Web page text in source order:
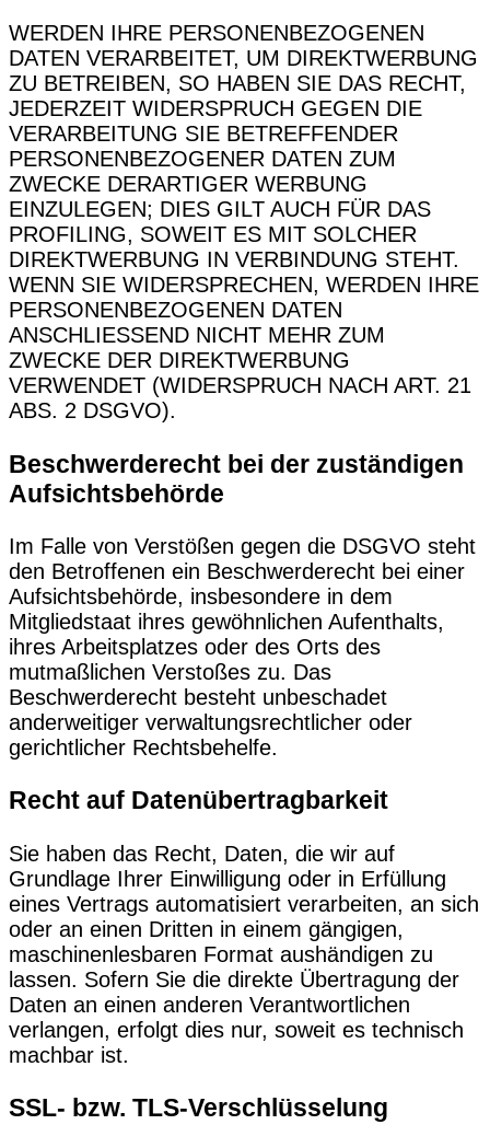
WERDEN IHRE PERSONENBEZOGENEN
DATEN VERARBEITET, UM DIREKTWERBUNG
ZU BETREIBEN, SO HABEN SIE DAS RECHT,
JEDERZEIT WIDERSPRUCH GEGEN DIE
VERARBEITUNG SIE BETREFFENDER
PERSONENBEZOGENER DATEN ZUM
ZWECKE DERARTIGER WERBUNG
EINZULEGEN; DIES GILT AUCH FÜR DAS
PROFILING, SOWEIT ES MIT SOLCHER
DIREKTWERBUNG IN VERBINDUNG STEHT.
WENN SIE WIDERSPRECHEN, WERDEN IHRE
PERSONENBEZOGENEN DATEN
ANSCHLIESSEND NICHT MEHR ZUM
ZWECKE DER DIREKTWERBUNG
VERWENDET (WIDERSPRUCH NACH ART. 21
ABS. 2 DSGVO).
Beschwerde­recht bei der zuständigen
Aufsichts­behörde
Im Falle von Verstößen gegen die DSGVO steht
den Betroffenen ein Beschwerderecht bei einer
Aufsichtsbehörde, insbesondere in dem
Mitgliedstaat ihres gewöhnlichen Aufenthalts,
ihres Arbeitsplatzes oder des Orts des
mutmaßlichen Verstoßes zu. Das
Beschwerderecht besteht unbeschadet
anderweitiger verwaltungsrechtlicher oder
gerichtlicher Rechtsbehelfe.
Recht auf Daten­übertrag­barkeit
Sie haben das Recht, Daten, die wir auf
Grundlage Ihrer Einwilligung oder in Erfüllung
eines Vertrags automatisiert verarbeiten, an sich
oder an einen Dritten in einem gängigen,
maschinenlesbaren Format aushändigen zu
lassen. Sofern Sie die direkte Übertragung der
Daten an einen anderen Verantwortlichen
verlangen, erfolgt dies nur, soweit es technisch
machbar ist.
SSL- bzw. TLS-Verschlüsselung